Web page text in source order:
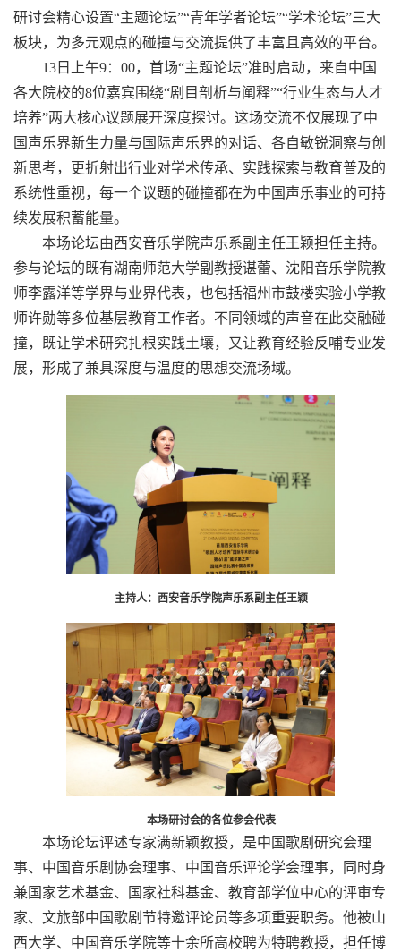
研讨会精心设置“主题论坛”“青年学者论坛”“学术论坛”三大
板块，为多元观点的碰撞与交流提供了丰富且高效的平台。
13日上午9： 00，首场“主题论坛”准时启动，来自中国
各大院校的8位嘉宾围绕“剧目剖析与阐释”“行业生态与人才
培养”两大核心议题展开深度探讨。这场交流不仅展现了中
国声乐界新生力量与国际声乐界的对话、各自敏锐洞察与创
新思考，更折射出行业对学术传承、实践探索与教育普及的
系统性重视，每一个议题的碰撞都在为中国声乐事业的可持
续发展积蓄能量。
本场论坛由西安音乐学院声乐系副主任王颖担任主持。
参与论坛的既有湖南师范大学副教授谌蕾、沈阳音乐学院教
师李露洋等学界与业界代表，也包括福州市鼓楼实验小学教
师许勋等多位基层教育工作者。不同领域的声音在此交融碰
撞，既让学术研究扎根实践土壤，又让教育经验反哺专业发
展，形成了兼具深度与温度的思想交流场域。
主持人： 西安音乐学院声乐系副主任王颖
本场研讨会的各位参会代表
本场论坛评述专家满新颖教授，是中国歌剧研究会理
事、中国音乐剧协会理事、中国音乐评论学会理事，同时身
兼国家艺术基金、国家社科基金、教育部学位中心的评审专
家、文旅部中国歌剧节特邀评论员等多项重要职务。他被山
西大学、中国音乐学院等十余所高校聘为特聘教授，担任博